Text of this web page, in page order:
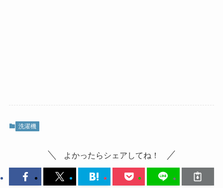
洗濯機
よかったらシェアしてね！